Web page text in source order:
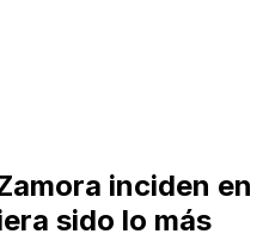
inciden en
sido lo más